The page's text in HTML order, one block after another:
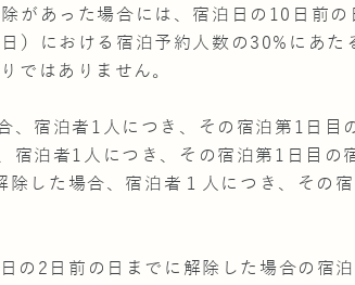
があった場合には、宿泊日の10日前
）における宿泊予約人数の30%にあた
ではありません。
、宿泊者1人につき、その宿泊第1日目
宿泊者1人につき、その宿泊第1日目の
した場合、宿泊者１人につき、その
の2日前の日までに解除した場合の宿